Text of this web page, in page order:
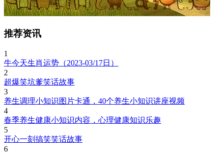
推荐资讯
1
牛今天生肖运势（2023-03/17日）
2
超爆笑坑爹笑话故事
3
养生调理小知识图片卡通，40个养生小知识讲座视频
4
春季养生健康小知识内容，心理健康知识乐趣
5
开心一刻搞笑笑话故事
6